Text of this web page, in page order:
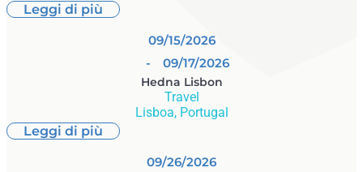
Leggi di più
09/15/2026
- 09/17/2026
Hedna Lisbon
Travel
Lisboa, Portugal
Leggi di più
09/26/2026